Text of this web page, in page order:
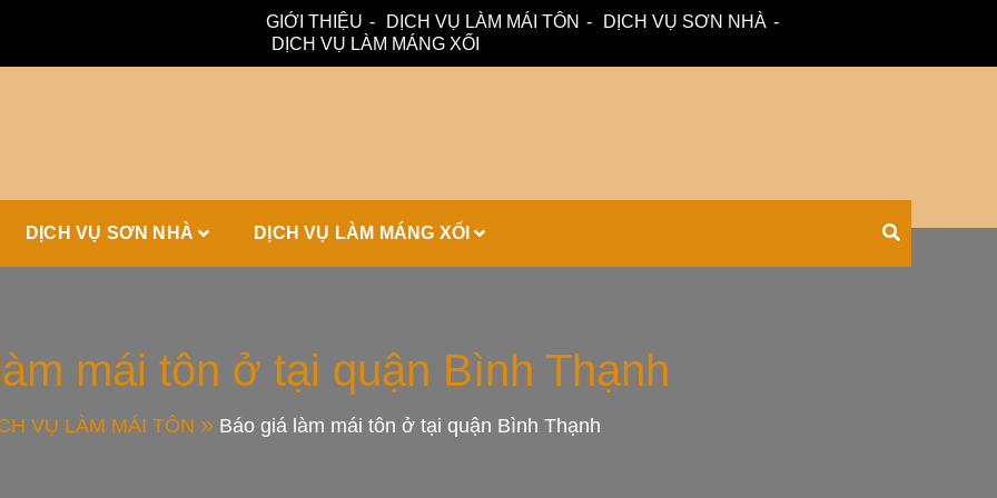
GIỚI THIỆU DỊCH VỤ LÀM MÁI TÔN
DỊCH VỤ SƠN NHÀ
DỊCH VỤ LÀM MÁNG XỐI
Tôn, Máng Xối Chuyên
DỊCH VỤ SƠN NHÀ DỊCH VỤ LÀM MÁNG XỐI
mái tôn ở tại quận Bình Thạnh
VỤ LÀM MÁI TÔN Báo giá làm mái tôn ở tại quận Bình Thạnh